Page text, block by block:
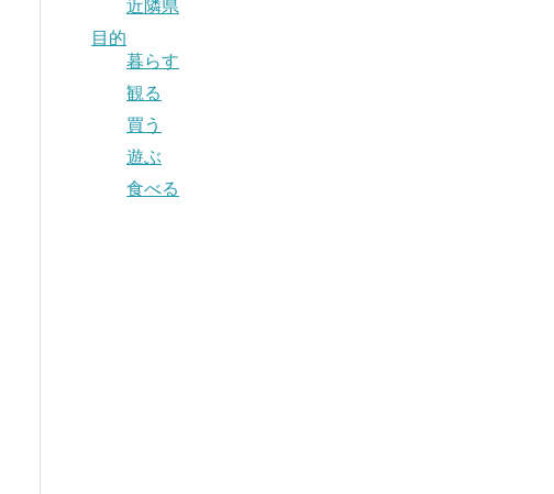
近隣県
目的
暮らす
観る
買う
遊ぶ
食べる